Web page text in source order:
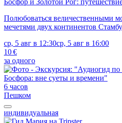
Полюбоваться величественными
мечетями двух континентов
ср, 5 авг в 12:30ср, 5 авг в 16:00
10 €
за одного
6 часов
Пешком
индивидуальная